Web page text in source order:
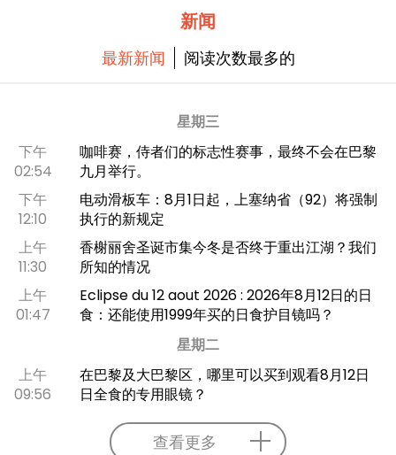
l’atmosphère féérique de l’époque de Louis
新闻
最新新闻 阅读次数最多的
星期三
下午
02:54
咖啡赛，侍者们的标志性赛事，最终不会在巴黎
九月举行。
下午
12:10
电动滑板车：8月1日起，上塞纳省（92）将强制
执行的新规定
上午
11:30
香榭丽舍圣诞市集今冬是否终于重出江湖？我们
所知的情况
上午
01:47
Eclipse du 12 aout 2026 : 2026年8月12日的日
食：还能使用1999年买的日食护目镜吗？
星期二
上午
09:56
在巴黎及大巴黎区，哪里可以买到观看8月12日
日全食的专用眼镜？
查看更多